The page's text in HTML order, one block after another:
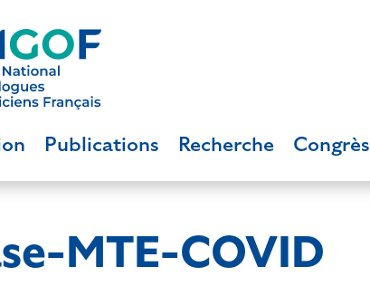
Publications Recherche Congrès
MTE-COVID